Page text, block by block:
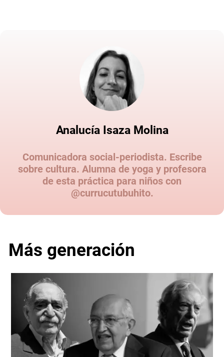
Analucía Isaza Molina
Comunicadora social-periodista. Escribe
sobre cultura. Alumna de yoga y profesora
de esta práctica para niños con
@currucutubuhito.
Más generación